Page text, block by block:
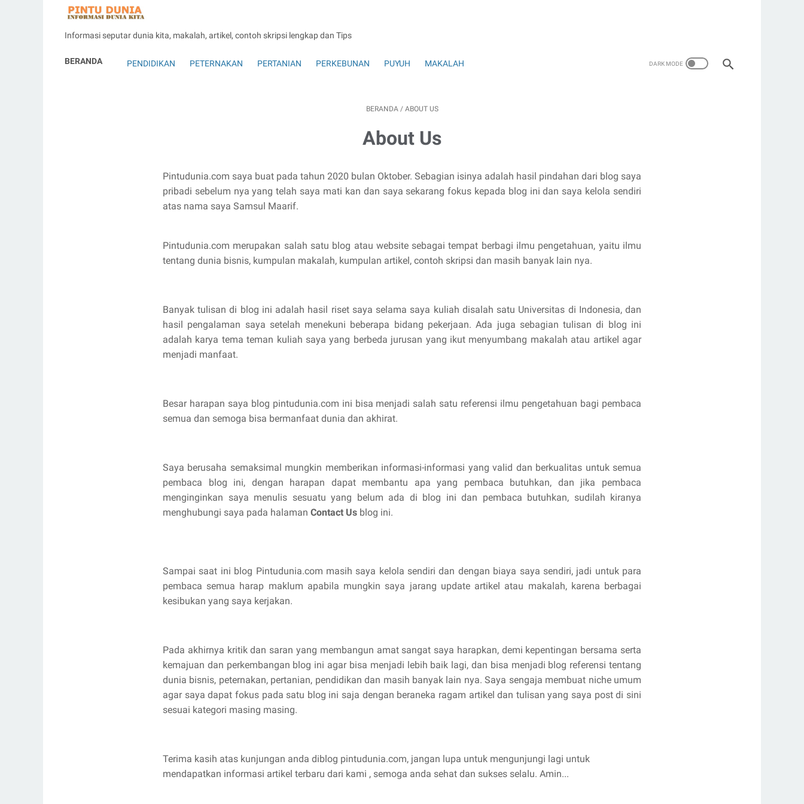
Informasi seputar dunia kita, makalah, artikel, contoh skripsi lengkap dan Tips
BERANDA PENDIDIKAN PETERNAKAN PERTANIAN PERKEBUNAN PUYUH MAKALAH
BERANDA / ABOUT US
About Us
Pintudunia.com saya buat pada tahun 2020 bulan Oktober. Sebagian isinya adalah hasil pindahan dari blog saya
pribadi sebelum nya yang telah saya mati kan dan saya sekarang fokus kepada blog ini dan saya kelola sendiri
atas nama saya Samsul Maarif.
Pintudunia.com merupakan salah satu blog atau website sebagai tempat berbagi ilmu pengetahuan, yaitu ilmu
tentang dunia bisnis, kumpulan makalah, kumpulan artikel, contoh skripsi dan masih banyak lain nya.
Banyak tulisan di blog ini adalah hasil riset saya selama saya kuliah disalah satu Universitas di Indonesia, dan
hasil pengalaman saya setelah menekuni beberapa bidang pekerjaan. Ada juga sebagian tulisan di blog ini
adalah karya tema teman kuliah saya yang berbeda jurusan yang ikut menyumbang makalah atau artikel agar
menjadi manfaat.
Besar harapan saya blog pintudunia.com ini bisa menjadi salah satu referensi ilmu pengetahuan bagi pembaca
semua dan semoga bisa bermanfaat dunia dan akhirat.
Saya berusaha semaksimal mungkin memberikan informasi-informasi yang valid dan berkualitas untuk semua
pembaca blog ini, dengan harapan dapat membantu apa yang pembaca butuhkan, dan jika pembaca
menginginkan saya menulis sesuatu yang belum ada di blog ini dan pembaca butuhkan, sudilah kiranya
menghubungi saya pada halaman Contact Us blog ini.
Sampai saat ini blog Pintudunia.com masih saya kelola sendiri dan dengan biaya saya sendiri, jadi untuk para
pembaca semua harap maklum apabila mungkin saya jarang update artikel atau makalah, karena berbagai
kesibukan yang saya kerjakan.
Pada akhirnya kritik dan saran yang membangun amat sangat saya harapkan, demi kepentingan bersama serta
kemajuan dan perkembangan blog ini agar bisa menjadi lebih baik lagi, dan bisa menjadi blog referensi tentang
dunia bisnis, peternakan, pertanian, pendidikan dan masih banyak lain nya. Saya sengaja membuat niche umum
agar saya dapat fokus pada satu blog ini saja dengan beraneka ragam artikel dan tulisan yang saya post di sini
sesuai kategori masing masing.
Terima kasih atas kunjungan anda diblog pintudunia.com, jangan lupa untuk mengunjungi lagi untuk
mendapatkan informasi artikel terbaru dari kami , semoga anda sehat dan sukses selalu. Amin...